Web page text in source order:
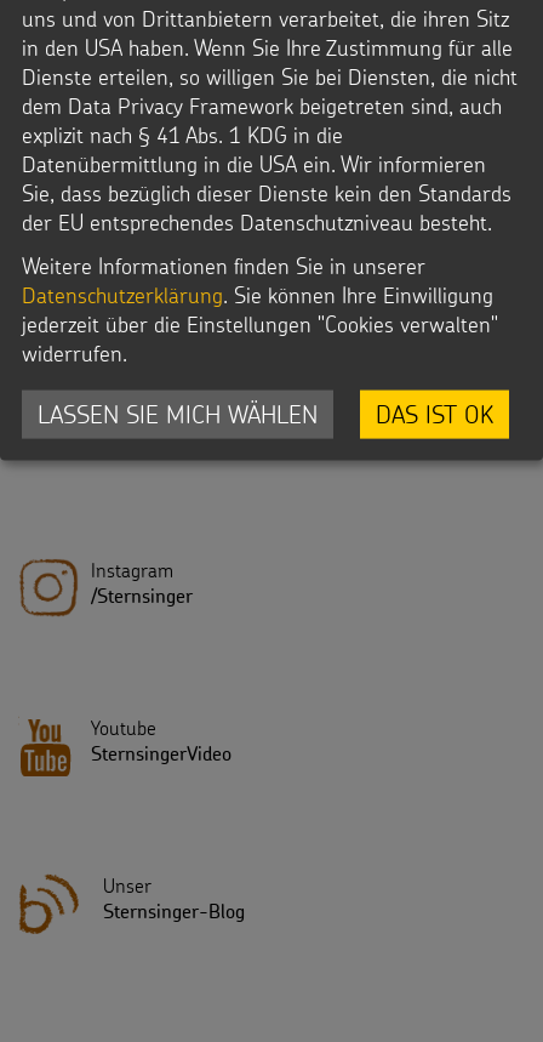
Information, Información, Informação
HOMEPAGE
Facebook
/
Twitter
@sternsinger_de
Instagram
/Sternsinger
Youtube
SternsingerVideo
Unser
Sternsinger-Blog
uns und von Drittanbietern verarbeitet, die ihren Sitz
in den USA haben. Wenn Sie Ihre Zustimmung für alle
Dienste erteilen, so willigen Sie bei Diensten, die nicht
dem Data Privacy Framework beigetreten sind, auch
explizit nach § 41 Abs. 1 KDG in die
Datenübermittlung in die USA ein. Wir informieren
Sie, dass bezüglich dieser Dienste kein den Standards
der EU entsprechendes Datenschutzniveau besteht.
Weitere Informationen finden Sie in unserer
Datenschutzerklärung. Sie können Ihre Einwilligung
jederzeit über die Einstellungen "Cookies verwalten"
widerrufen.
LASSEN SIE MICH WÄHLEN DAS IST OK